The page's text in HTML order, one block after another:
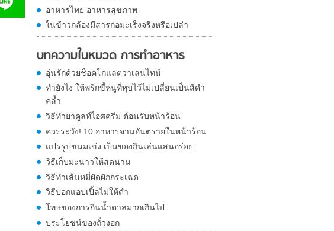
อาหารไทย อาหารสุขภาพ
ในข้าวกล้องมีสารก่อมะเร็งจริงหรือเปล่า
บทความในหมวด การทำอาหาร
อุ่นรักด้วยช็อคโกแลตวาเลนไทน์
ทำยังไง ให้พริกขี้หนูที่ทุบไว้ไม่เปลี่ยนเป็นสีดำ
คล้ำ
วิธีทำยาคูลท์ไอศครีม ต้อนรับหน้าร้อน
ควรระวัง! 10 อาหารจานอันตรายในหน้าร้อน
แปรรูปขนมเข่ง เป็นของกินเล่นแสนอร่อย
วิธีเก็บมะนาวให้สดนาน
วิธีทำเส้นหมี่ผัดผักกระเฉด
วิธีปอกแอปเปิ้ลไม่ให้ดำ
โทษของการกินน้ำตาลมากเกินไป
ประโยชน์ของถั่วงอก